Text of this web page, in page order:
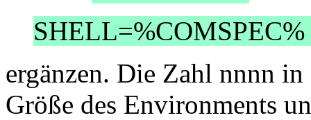
ergänzen. Die Zahl nnnn
Größe des Environments